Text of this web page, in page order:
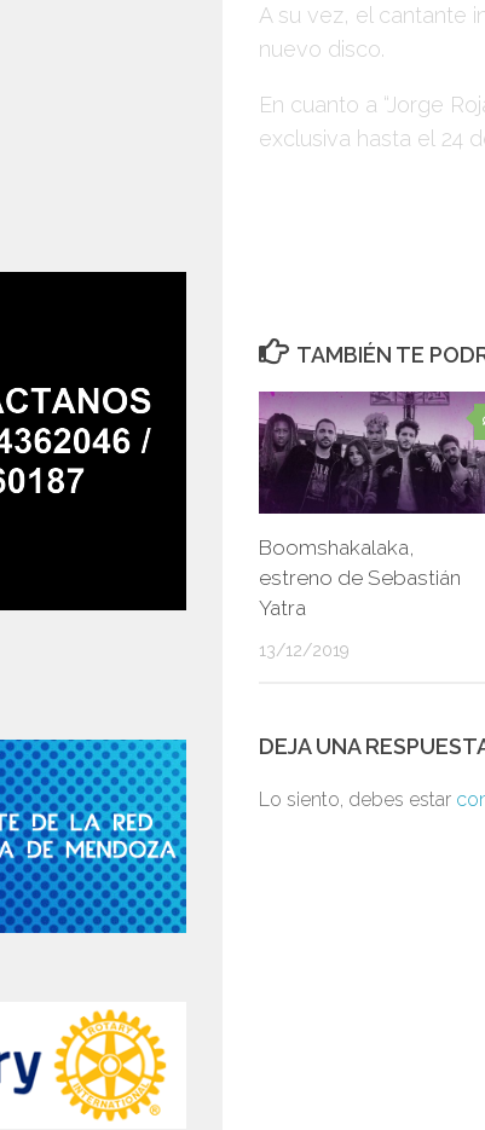
A su vez, el cantante
nuevo disco.
En cuanto a “Jorge
exclusiva hasta el 24
TAMBIÉN TE
Boomshakalaka,
estreno de Sebastián
Yatra
13/12/2019
DEJA UNA
Lo siento, debes estar